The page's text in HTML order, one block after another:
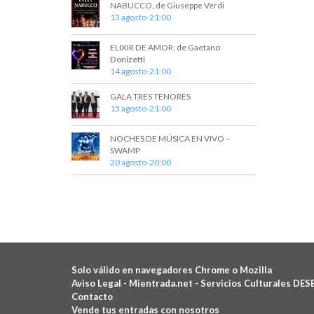
NABUCCO, de Giuseppe Verdi
13 agosto-21:00
ELIXIR DE AMOR, de Gaetano
Donizetti
14 agosto-21:00
GALA TRES TENORES
15 agosto-21:00
NOCHES DE MÚSICA EN VIVO –
SWAMP
20 agosto-20:00
Solo válido en navegadores Chrome o Mozilla
Aviso Legal - Mientrada.net - Servicios Culturales
Contacto
Vende tus entradas con nosotros